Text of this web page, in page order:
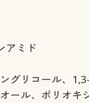
アミド
グリコール、
ール、ポリオキ